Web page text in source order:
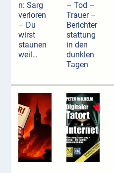
n: Sarg
verloren
– Du
wirst
staunen
weil…
– Tod –
Trauer –
Berichter
stattung
in den
dunklen
Tagen